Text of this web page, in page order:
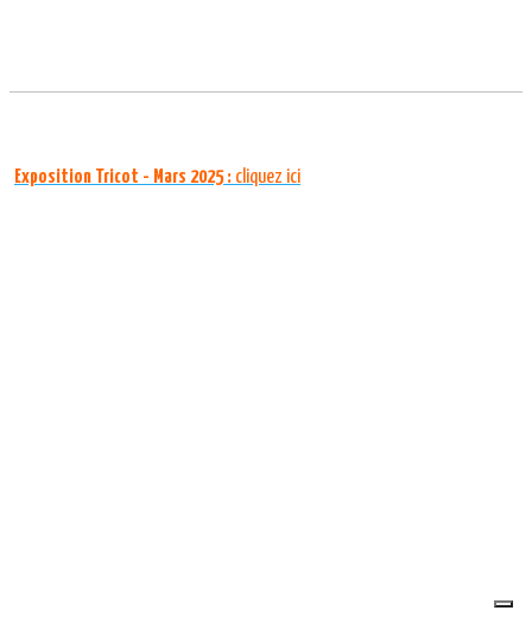
Exposition Tricot - Mars 2025 : cliquez ici